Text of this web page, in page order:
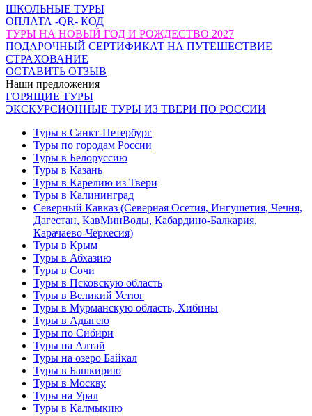
ШКОЛЬНЫЕ ТУРЫ
ОПЛАТА -QR- КОД
ТУРЫ НА НОВЫЙ ГОД И РОЖДЕСТВО 2027
ПОДАРОЧНЫЙ СЕРТИФИКАТ НА ПУТЕШЕСТВИЕ
СТРАХОВАНИЕ
ОСТАВИТЬ ОТЗЫВ
Наши предложения
ГОРЯЩИЕ ТУРЫ
ЭКСКУРСИОННЫЕ ТУРЫ ИЗ ТВЕРИ ПО РОССИИ
Туры в Санкт-Петербург
Туры по городам России
Туры в Белоруссию
Туры в Казань
Туры в Карелию из Твери
Туры в Калининград
Северный Кавказ (Северная Осетия, Ингушетия, Чечня,
Дагестан, КавМинВоды, Кабардино-Балкария,
Карачаево-Черкесия)
Туры в Крым
Туры в Абхазию
Туры в Сочи
Туры в Псковскую область
Туры в Великий Устюг
Туры в Мурманскую область, Хибины
Туры в Адыгею
Туры по Сибири
Туры на Алтай
Туры на озеро Байкал
Туры в Башкирию
Туры в Москву
Туры на Урал
Туры в Калмыкию